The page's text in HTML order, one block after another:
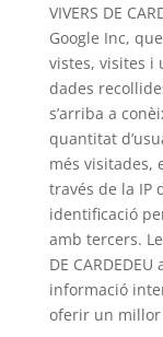
VIVERS DE
Google Inc,
vistes, visites i
dades
s’arriba a
quantitat
més visitades,
través de la IP
identificació
amb tercers.
DE
informació
oferir un millor